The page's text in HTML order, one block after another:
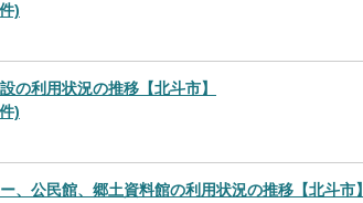
)
の利用状況の推移【北斗市】
)
、公民館、郷土資料館の利用状況の推移【北斗市】